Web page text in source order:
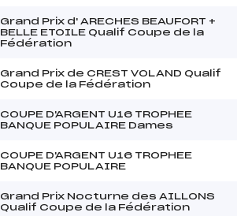
Grand Prix d' ARECHES BEAUFORT +
BELLE ETOILE Qualif Coupe de la
Fédération
Grand Prix de CREST VOLAND Qualif
Coupe de la Fédération
COUPE D'ARGENT U16 TROPHEE
BANQUE POPULAIRE Dames
COUPE D'ARGENT U16 TROPHEE
BANQUE POPULAIRE
Grand Prix Nocturne des AILLONS
Qualif Coupe de la Fédération